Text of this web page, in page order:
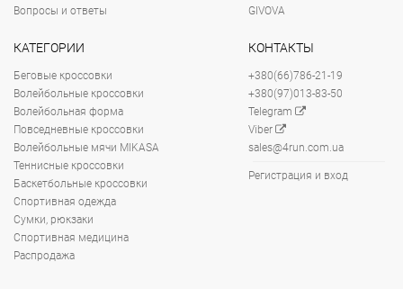
Вопросы и ответы
GIVOVA
КАТЕГОРИИ
Беговые кроссовки
Волейбольные кроссовки
Волейбольная форма
Повседневные кроссовки
Волейбольные мячи MIKASA
Теннисные кроссовки
Баскетбольные кроссовки
Спортивная одежда
Сумки, рюкзаки
Спортивная медицина
Распродажа
КОНТАКТЫ
+380(66)786-21-19
+380(97)013-83-50
Telegram
Viber
sales@4run.com.ua
Регистрация и вход